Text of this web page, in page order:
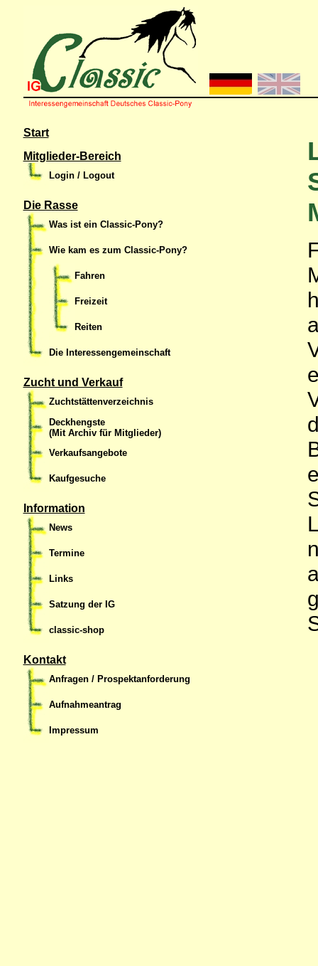
Start
Mitglieder-Bereich
Login / Logout
Die Rasse
Was ist ein Classic-Pony?
Wie kam es zum Classic-Pony?
Fahren
Freizeit
Reiten
Die Interessengemeinschaft
Zucht und Verkauf
Zuchtstättenverzeichnis
Deckhengste
(Mit Archiv für Mitglieder)
Verkaufsangebote
Kaufgesuche
Information
News
Termine
Links
Satzung der IG
classic-shop
Kontakt
Anfragen / Prospektanforderung
Aufnahmeantrag
Impressum